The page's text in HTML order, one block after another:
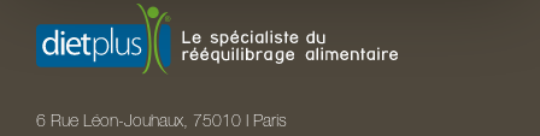
6 Rue Léon-Jouhaux, 75010 I Paris